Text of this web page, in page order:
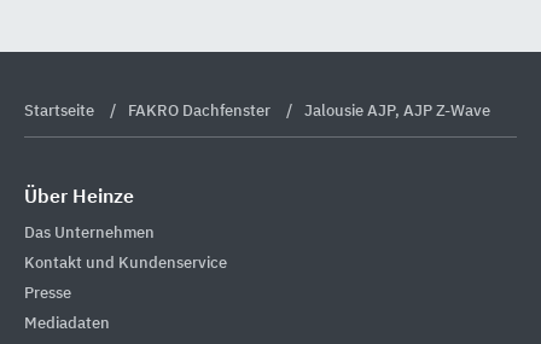
Startseite FAKRO Dachfenster Jalousie AJP, AJP Z-Wave
Über Heinze
Das Unternehmen
Kontakt und Kundenservice
Presse
Mediadaten